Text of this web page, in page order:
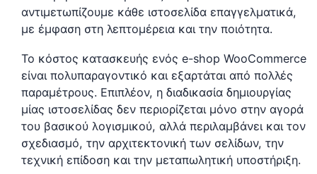
αντιμετωπίζουμε κάθε ιστοσελίδα επαγγελματικά,
με έμφαση στη λεπτομέρεια και την ποιότητα.
Το κόστος κατασκευής ενός e-shop WooCommerce
είναι πολυπαραγοντικό και εξαρτάται από πολλές
παραμέτρους. Επιπλέον, η διαδικασία δημιουργίας
μίας ιστοσελίδας δεν περιορίζεται μόνο στην αγορά
του βασικού λογισμικού, αλλά περιλαμβάνει και τον
σχεδιασμό, την αρχιτεκτονική των σελίδων, την
τεχνική επίδοση και την μεταπωλητική υποστήριξη.